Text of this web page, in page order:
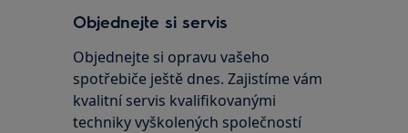
Objednejte si servis
Objednejte si opravu vašeho
spotřebiče ještě dnes. Zajistíme vám
kvalitní servis kvalifikovanými
techniky vyškolených společností